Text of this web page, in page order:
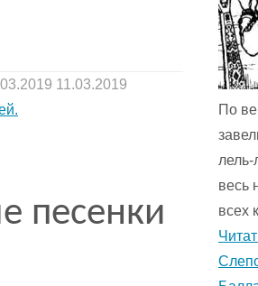
11.03.2019
песенки
По
весь
всех